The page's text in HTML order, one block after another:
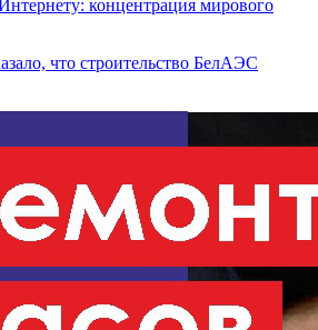
концентрация мирового
что строительство БелАЭС